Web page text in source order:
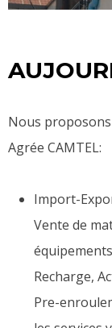
Nous
Agrée CAMTEL:
Import-
Vente de
Recharge,
Pre-